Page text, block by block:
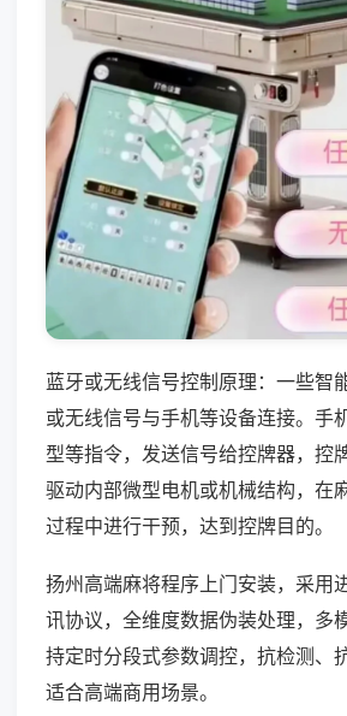
蓝牙或无线信号控制原理：一些智
或无线信号与手机等设备连接。手
型等指令，发送信号给控牌器，控
驱动内部微型电机或机械结构，在
过程中进行干预，达到控牌目的。
扬州高端麻将程序上门安装，采用
讯协议，全维度数据伪装处理，多
持定时分段式参数调控，抗检测、
适合高端商用场景。